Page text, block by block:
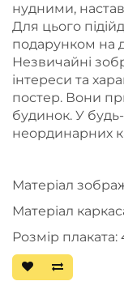
нудними,
Для цього
подарунком на
Незвичайні
інтереси та
постер. Вони
будинок. У
неординарних
Матеріал
Матеріал
Розмір плаката: